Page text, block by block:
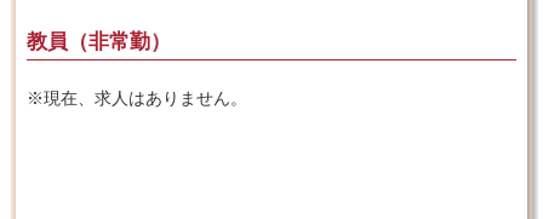
教員（非常勤）
※現在、求人はありません。